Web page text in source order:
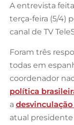
A entrevista
terça-feira (5/4)
canal de TV
Foram três
todas em
coordenador
política
a desvinculação
atual